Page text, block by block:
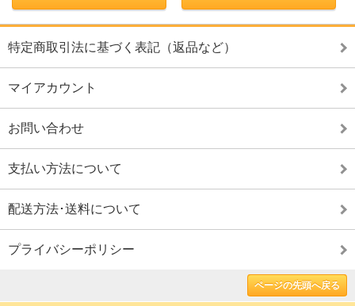
特定商取引法に基づく表記（返品など）
マイアカウント
お問い合わせ
支払い方法について
配送方法･送料について
プライバシーポリシー
ページの先頭へ戻る